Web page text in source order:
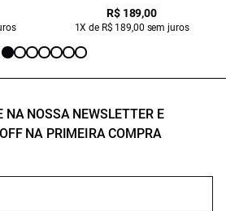
R$ 189,00
1X de R$ 189,00 sem juros
NA NOSSA NEWSLETTER E
NA PRIMEIRA COMPRA